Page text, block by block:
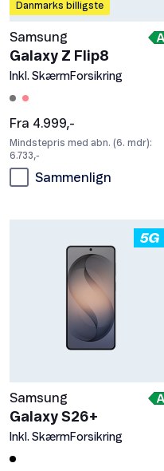
Danmarks billigste
Samsung
Galaxy Z Flip8
Inkl. SkærmForsikring
Fra 4.999,-
Mindstepris med abn. (6. mdr):
6.733,-
Sammenlign
Samsung
Galaxy S26+
Inkl. SkærmForsikring